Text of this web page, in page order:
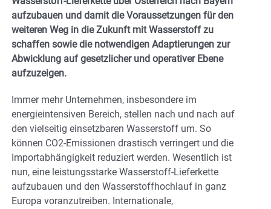
aufzubauen und damit die Voraussetzungen für den
weiteren Weg in die Zukunft mit Wasserstoff zu
schaffen sowie die notwendigen Adaptierungen zur
Abwicklung auf gesetzlicher und operativer Ebene
aufzuzeigen.
Immer mehr Unternehmen, insbesondere im
energieintensiven Bereich, stellen nach und nach auf
den vielseitig einsetzbaren Wasserstoff um. So
können CO2-Emissionen drastisch verringert und die
Importabhängigkeit reduziert werden. Wesentlich ist
nun, eine leistungsstarke Wasserstoff-Lieferkette
aufzubauen und den Wasserstoffhochlauf in ganz
Europa voranzutreiben. Internationale,